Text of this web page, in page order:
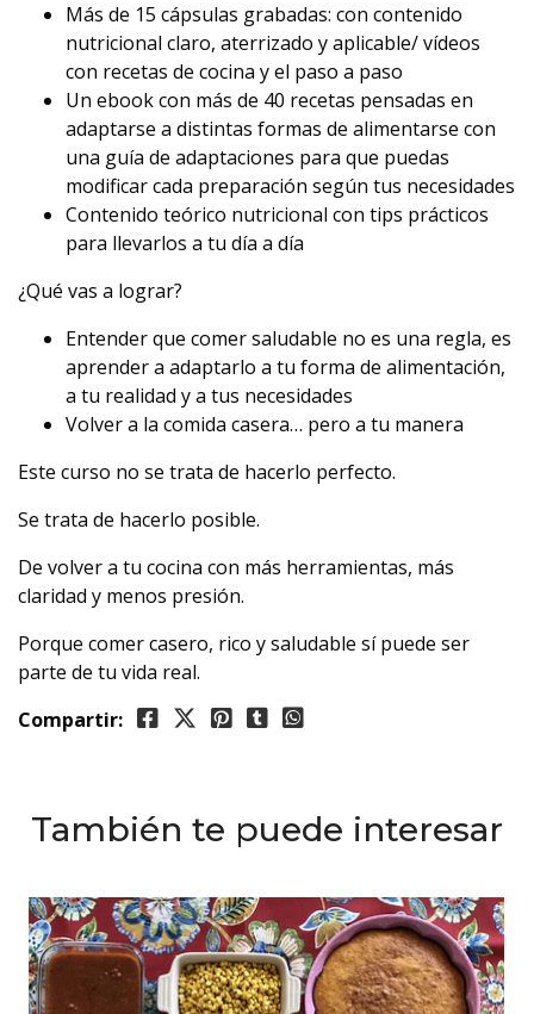
Más de 15 cápsulas grabadas: con contenido
nutricional claro, aterrizado y aplicable/ vídeos
con recetas de cocina y el paso a paso
Un ebook con más de 40 recetas pensadas en
adaptarse a distintas formas de alimentarse con
una guía de adaptaciones para que puedas
modificar cada preparación según tus necesidades
Contenido teórico nutricional con tips prácticos
para llevarlos a tu día a día
¿Qué vas a lograr?
Entender que comer saludable no es una regla, es
aprender a adaptarlo a tu forma de alimentación,
a tu realidad y a tus necesidades
Volver a la comida casera… pero a tu manera
Este curso no se trata de hacerlo perfecto.
Se trata de hacerlo posible.
De volver a tu cocina con más herramientas, más
claridad y menos presión.
Porque comer casero, rico y saludable sí puede ser
parte de tu vida real.
Compartir:
También te puede interesar